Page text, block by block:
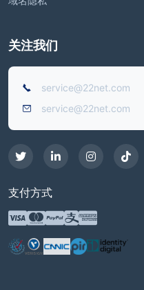
关注我们
service@22net.com
service@22net.com
支付方式